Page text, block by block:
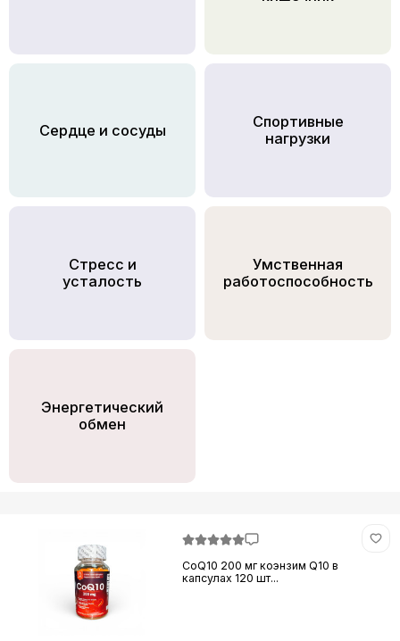
Сердце и сосуды
Спортивные
нагрузки
Стресс и
усталость
Умственная
работоспособность
Энергетический
обмен
CoQ10 200 мг коэнзим Q10 в
капсулах 120 шт...